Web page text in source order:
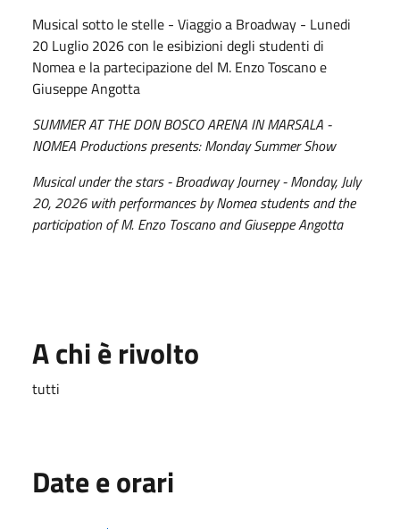
Musical sotto le stelle - Viaggio a Broadway - Lunedi
20 Luglio 2026 con le esibizioni degli studenti di
Nomea e la partecipazione del M. Enzo Toscano e
Giuseppe Angotta
SUMMER AT THE DON BOSCO ARENA IN MARSALA -
NOMEA Productions presents: Monday Summer Show
Musical under the stars - Broadway Journey - Monday, July
20, 2026 with performances by Nomea students and the
participation of M. Enzo Toscano and Giuseppe Angotta
A chi è rivolto
tutti
Date e orari